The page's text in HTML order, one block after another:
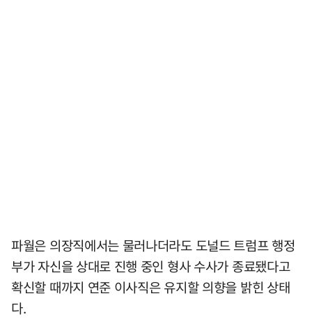
파월은 의장직에서는 물러나더라도 도널드 트럼프 행정
부가 자신을 상대로 진행 중인 형사 수사가 종료됐다고
확신할 때까지 연준 이사직은 유지할 의향을 밝힌 상태
다.